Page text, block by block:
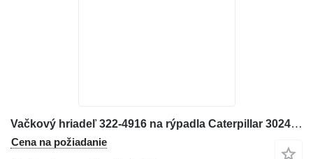
Vačkový hriadeľ 322-4916 na rýpadla Caterpillar 3024C, 3013C, C1.5
Cena na požiadanie